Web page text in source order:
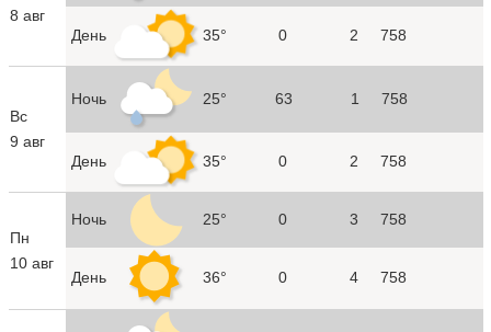
8 авг
День 35° 0 2 758
Вс
9 авг
Ночь 25° 63 1 758
День 35° 0 2 758
Пн
10 авг
Ночь 25° 0 3 758
День 36° 0 4 758